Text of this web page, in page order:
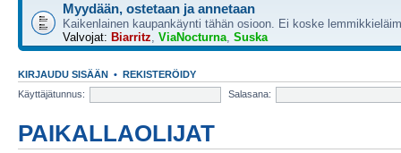
Myydään, ostetaan ja annetaan
Kaikenlainen kaupankäynti tähän osioon. Ei koske
Valvojat: Biarritz, ViaNocturna, Suska
KIRJAUDU SISÄÄN • REKISTERÖIDY
Käyttäjätunnus:
Salasana:
PAIKALLAOLIJAT